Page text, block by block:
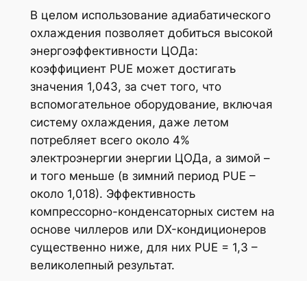
В целом использование адиабатического
охлаждения позволяет добиться высокой
энергоэффективности ЦОДа:
коэффициент PUE может достигать
значения 1,043, за счет того, что
вспомогательное оборудование, включая
систему охлаждения, даже летом
потребляет всего около 4%
электроэнергии энергии ЦОДа, а зимой –
и того меньше (в зимний период PUE –
около 1,018). Эффективность
компрессорно-конденсаторных систем на
основе чиллеров или DX-кондиционеров
существенно ниже, для них PUE = 1,3 –
великолепный результат.